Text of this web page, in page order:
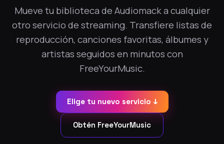
Mueve tu biblioteca de Audiomack a cualquier
otro servicio de streaming. Transfiere listas de
reproducción, canciones favoritas, álbumes y
artistas seguidos en minutos con
FreeYourMusic.
Elige tu nuevo servicio ↓
Obtén FreeYourMusic